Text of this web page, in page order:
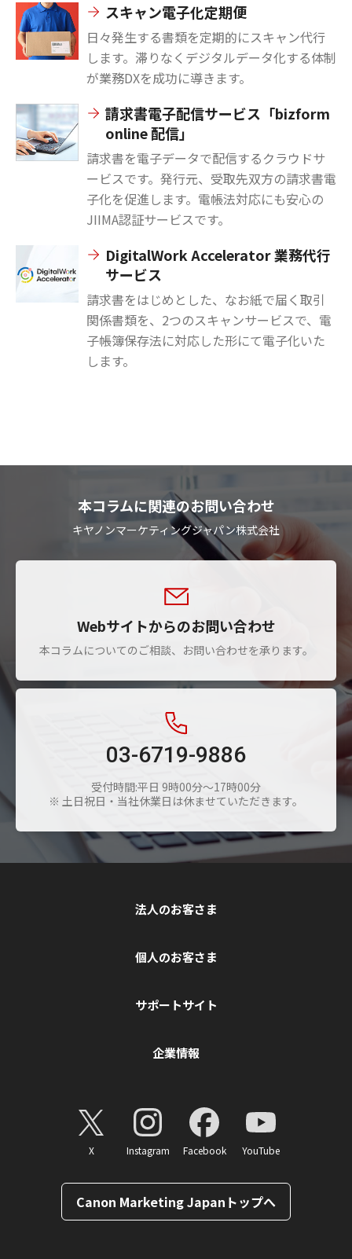
スキャン電子化定期便
日々発生する書類を定期的にスキャン代行
します。滞りなくデジタルデータ化する体制
が業務DXを成功に導きます。
請求書電子配信サービス「bizform
online 配信」
請求書を電子データで配信するクラウドサ
ービスです。発行元、受取先双方の請求書電
子化を促進します。電帳法対応にも安心の
JIIMA認証サービスです。
DigitalWork Accelerator 業務代行
サービス
請求書をはじめとした、なお紙で届く取引
関係書類を、2つのスキャンサービスで、電
子帳簿保存法に対応した形にて電子化いた
します。
本コラムに関連のお問い合わせ
キヤノンマーケティングジャパン株式会社
Webサイトからのお問い合わせ
本コラムについてのご相談、お問い合わせを承ります。
03-6719-9886
受付時間:平日 9時00分～17時00分
※ 土日祝日・当社休業日は休ませていただきます。
法人のお客さま
個人のお客さま
サポートサイト
企業情報
X Instagram Facebook YouTube
Canon Marketing Japanトップへ